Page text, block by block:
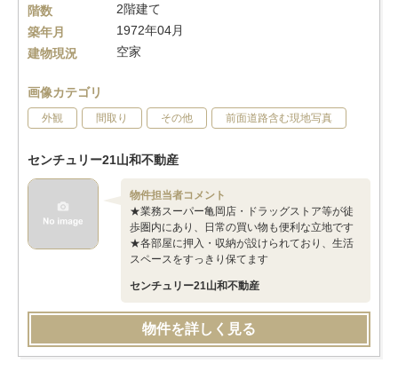
階数
2階建て
築年月
1972年04月
建物現況
空家
画像カテゴリ
外観 間取り その他 前面道路含む現地写真
センチュリー21山和不動産
物件担当者コメント
★業務スーパー亀岡店・ドラッグストア等が徒
歩圏内にあり、日常の買い物も便利な立地です
★各部屋に押入・収納が設けられており、生活
スペースをすっきり保てます
センチュリー21山和不動産
物件を詳しく見る